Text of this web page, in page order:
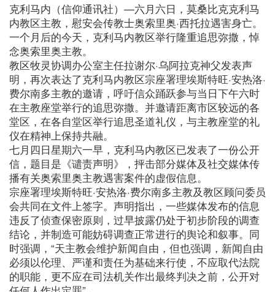
克利马内（信仰通讯社）—六月六日，莫桑比克克利马
内教区主教，慰安会传教士奥索里奥·西托拉遇害身亡。
一个月后的今天，克利马内教区举行隆重追思弥撒，悼
念奥索里奥主教。
教区牧灵协调办公室主任拉谢尔·乌阿拉克神父发表声
明，再次表达了克利马内教区宗座署理埃斯特旺·安热洛·
费尔南多主教的邀请，呼吁信众踊跃参与当日下午六时
在主教座堂举行的追思弥撒。并邀请距离市区较远的各
堂区，在各自堂区举行追思圣道礼仪，与主教座堂的礼
仪在精神上保持共融。
七月四日星期六一早，克利马内教区已发表了一份公开
信，题目是《谴责声明》，抨击部分媒体及社交媒体传
播有关奥索里奥主教遇害案件的虚假信息。
宗座署理埃斯特旺·安热洛·费尔南多主教及教区顾问委员
会共同在文件上签字。声明指出，一些媒体发布的信息
违反了侦查保密原则，过早披露仍处于初步阶段的调查
结论，并制造可能妨碍调查正常进行的舆论和叙事。同
时强调，“天主教会维护新闻自由，但也强调，新闻自由
必须以伦理、严谨和责任为基础来行使，不应取代法院
的职能，更不应在司法机关作出最终判决之前，公开对